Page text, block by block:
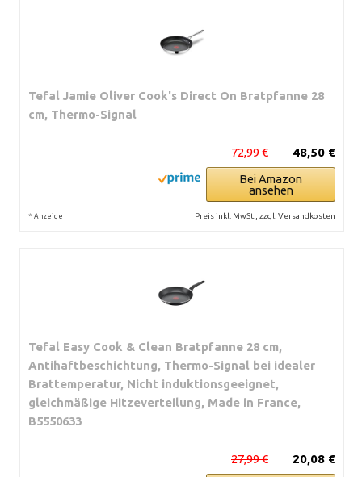
Tefal Jamie Oliver Cook's Direct On Bratpfanne 28
cm, Thermo-Signal
48,50 €
72,99 €
Bei Amazon
ansehen
* Anzeige Preis inkl. MwSt., zzgl. Versandkosten
Tefal Easy Cook & Clean Bratpfanne 28 cm,
Antihaftbeschichtung, Thermo-Signal bei idealer
Brattemperatur, Nicht induktionsgeeignet,
gleichmäßige Hitzeverteilung, Made in France,
B5550633
20,08 €
27,99 €